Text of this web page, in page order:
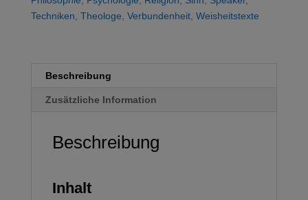
Techniken, Theologe, Verbundenheit, Weisheitstexte
Beschreibung
Zusätzliche Information
Beschreibung
Inhalt